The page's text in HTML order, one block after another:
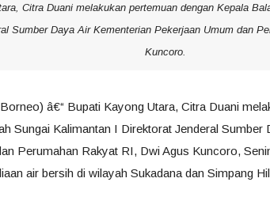
Citra Duani melakukan pertemuan dengan Kepala
Sumber Daya Air Kementerian Pekerjaan Umum dan
Kuncoro.
â€“ Bupati Kayong Utara, Citra Duani
Sungai Kalimantan I Direktorat Jenderal Sumber
Perumahan Rakyat RI, Dwi Agus Kuncoro,
air bersih di wilayah Sukadana dan Simpang